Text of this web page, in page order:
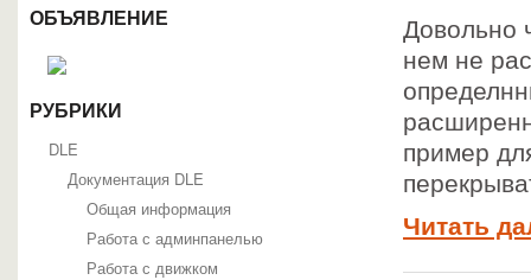
ОБЪЯВЛЕНИЕ
РУБРИКИ
DLE
Документация DLE
Общая информация
Работа с админпанелью
Работа с движком
Довольно
нем не
пример
Читать